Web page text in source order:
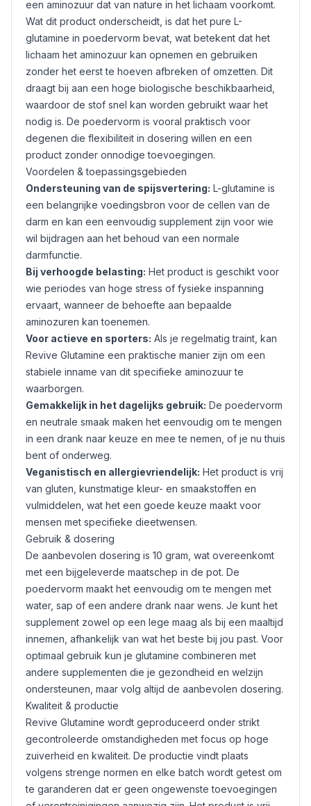
een aminozuur dat van nature in het lichaam voorkomt.
Wat dit product onderscheidt, is dat het pure L-
glutamine in poedervorm bevat, wat betekent dat het
lichaam het aminozuur kan opnemen en gebruiken
zonder het eerst te hoeven afbreken of omzetten. Dit
draagt bij aan een hoge biologische beschikbaarheid,
waardoor de stof snel kan worden gebruikt waar het
nodig is. De poedervorm is vooral praktisch voor
degenen die flexibiliteit in dosering willen en een
product zonder onnodige toevoegingen.
Voordelen & toepassingsgebieden
Ondersteuning van de spijsvertering: L-glutamine is
een belangrijke voedingsbron voor de cellen van de
darm en kan een eenvoudig supplement zijn voor wie
wil bijdragen aan het behoud van een normale
darmfunctie.
Bij verhoogde belasting: Het product is geschikt voor
wie periodes van hoge stress of fysieke inspanning
ervaart, wanneer de behoefte aan bepaalde
aminozuren kan toenemen.
Voor actieve en sporters: Als je regelmatig traint, kan
Revive Glutamine een praktische manier zijn om een
stabiele inname van dit specifieke aminozuur te
waarborgen.
Gemakkelijk in het dagelijks gebruik: De poedervorm
en neutrale smaak maken het eenvoudig om te mengen
in een drank naar keuze en mee te nemen, of je nu thuis
bent of onderweg.
Veganistisch en allergievriendelijk: Het product is vrij
van gluten , kunstmatige kleur- en smaakstoffen en
vulmiddelen, wat het een goede keuze maakt voor
mensen met specifieke dieetwensen.
Gebruik & dosering
De aanbevolen dosering is 10 gram, wat overeenkomt
met een bijgeleverde maatschep in de pot. De
poedervorm maakt het eenvoudig om te mengen met
water, sap of een andere drank naar wens. Je kunt het
supplement zowel op een lege maag als bij een maaltijd
innemen, afhankelijk van wat het beste bij jou past. Voor
optimaal gebruik kun je glutamine combineren met
andere supplementen die je gezondheid en welzijn
ondersteunen, maar volg altijd de aanbevolen dosering.
Kwaliteit & productie
Revive Glutamine wordt geproduceerd onder strikt
gecontroleerde omstandigheden met focus op hoge
zuiverheid en kwaliteit. De productie vindt plaats
volgens strenge normen en elke batch wordt getest om
te garanderen dat er geen ongewenste toevoegingen